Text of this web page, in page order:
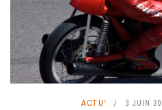
ACTU' 3 JUIN